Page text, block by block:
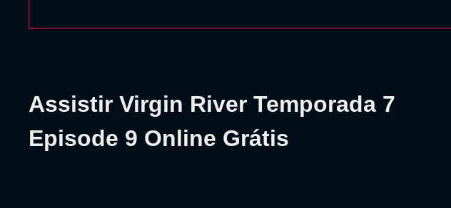
Assistir Virgin River Temporada 7
Episode 9 Online Grátis